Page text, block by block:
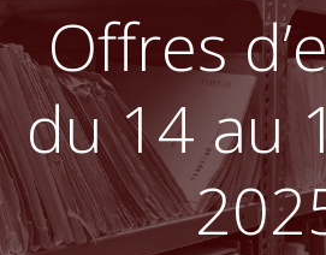
Offres
du 14 au